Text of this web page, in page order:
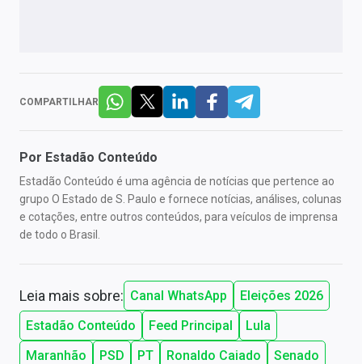
COMPARTILHAR
Por Estadão Conteúdo
Estadão Conteúdo é uma agência de notícias que pertence ao
grupo O Estado de S. Paulo e fornece notícias, análises, colunas
e cotações, entre outros conteúdos, para veículos de imprensa
de todo o Brasil.
Leia mais sobre: Canal WhatsApp
Eleições 2026
Estadão Conteúdo
Feed Principal
Lula
Maranhão
PSD PT Ronaldo Caiado
Senado